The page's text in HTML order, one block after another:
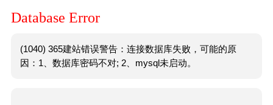
Database Error
(1040) 365建站错误警告：连接数据库失败，可能的原
因：1、数据库密码不对; 2、mysql未启动。